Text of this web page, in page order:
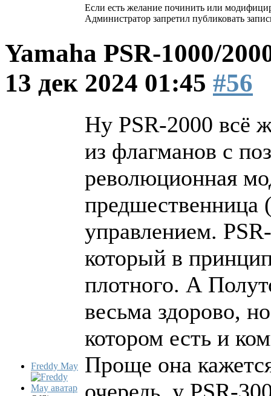
Если есть желание починить или
Администратор запретил публиковать
Yamaha PSR-1000/
13 дек 2024 01:45 #56
Freddy May
Ну PSR-2000 всё
из флагманов с
революционная
управлением.
который в
плотного. А
весьма здорово,
котором есть и
Проще она